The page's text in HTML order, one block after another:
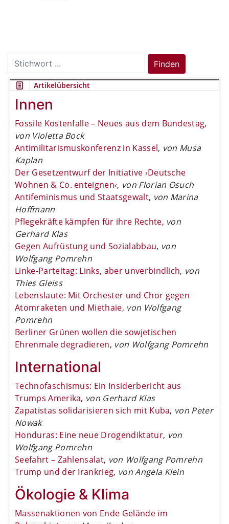
Search
for:
Finden
Artikelübersicht
Innen
Fossile Kostenfalle – Neues aus dem Bundestag,
von Violetta Bock
Antimilitarismuskonferenz in Kassel, von Musa
Kaplan
Der Gesetzentwurf der Initiative ›Deutsche
Wohnen & Co. enteignen‹, von Florian Osuch
Antifeminismus und Staatsgewalt, von Marina
Hoffmann
Pflegekräfte kämpfen für ihre Rechte, von
Gerhard Klas
Gegen Aufrüstung und Sozialabbau, von
Wolfgang Pomrehn
Linke-Parteitag: Links, aber unverbindlich, von
Thies Gleiss
Lebenslaute: Mit Orchester und Chor gegen
Atomraketen und Miethaie, von Wolfgang
Pomrehn
Berliner Grünen wollen die sowjetischen
Ehrenmale degradieren, von Wolfgang Pomrehn
International
Technofaschismus: Ein Insiderbericht aus
Trumps Amerika, von Gerhard Klas
Zapatistas solidarisieren sich mit Kuba, von Peter
Nowak
Honduras: Eine neue Drogendiktatur, von
Wolfgang Pomrehn
Seefahrt – Zahlensalat, von Wolfgang Pomrehn
Trump und der Irankrieg, von Angela Klein
Ökologie & Klima
Massenaktionen von Ende Gelände im